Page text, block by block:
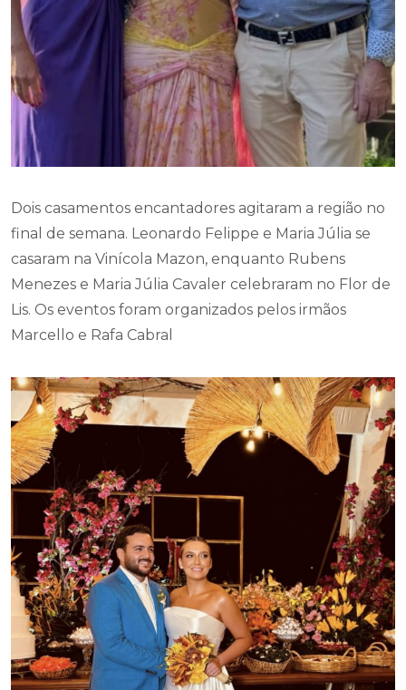
Dois casamentos encantadores agitaram a região no
final de semana. Leonardo Felippe e Maria Júlia se
casaram na Vinícola Mazon, enquanto Rubens
Menezes e Maria Júlia Cavaler celebraram no Flor de
Lis. Os eventos foram organizados pelos irmãos
Marcello e Rafa Cabral